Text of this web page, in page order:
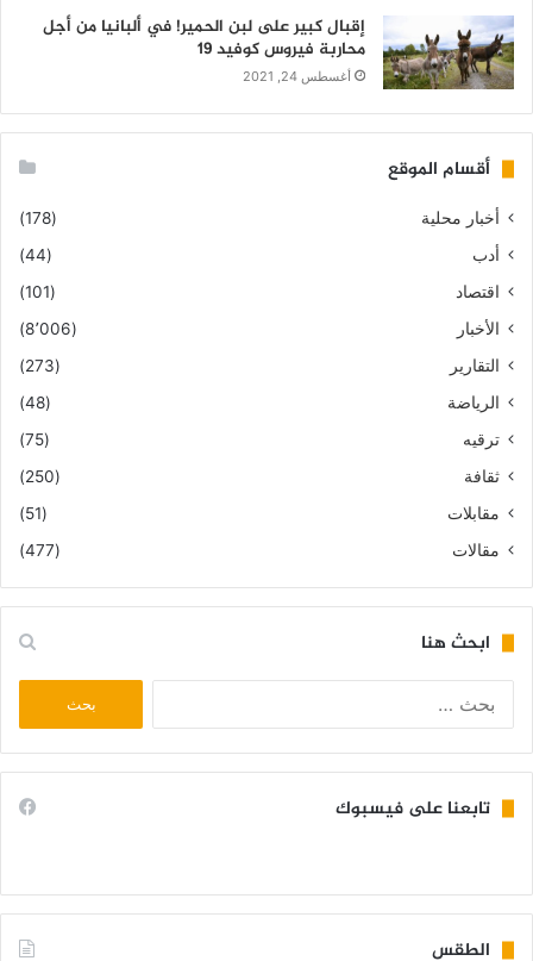
إقبال كبير على لبن الحمير! في ألبانيا من أجل
محاربة فيروس كوفيد 19
أغسطس 24, 2021
أقسام الموقع
أخبار محلية
(178)
أدب
(44)
اقتصاد
(101)
الأخبار
(8٬006)
التقارير
(273)
الرياضة
(48)
ترقيه
(75)
ثقافة
(250)
مقابلات
(51)
مقالات
(477)
ابحث هنا
تابعنا على فيسبوك
الطقس